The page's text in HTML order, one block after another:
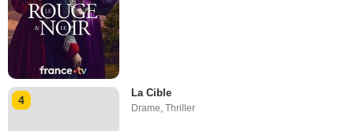
4
La Cible
Drame,Thriller